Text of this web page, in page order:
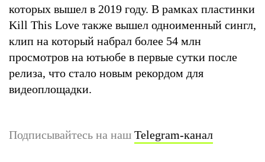
которых вышел в 2019 году. В рамках пластинки
Kill This Love также вышел одноименный сингл,
клип на который набрал более 54 млн
просмотров на ютьюбе в первые сутки после
релиза, что стало новым рекордом для
видеоплощадки.
Подписывайтесь на наш Telegram-канал